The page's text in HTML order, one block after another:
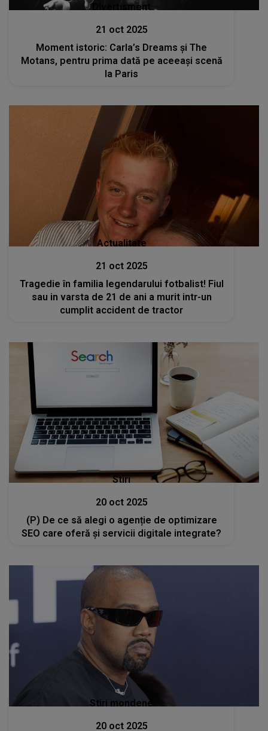
Divertisment
21 oct 2025
Moment istoric: Carla’s Dreams și The
Motans, pentru prima dată pe aceeași scenă
la Paris
Actualitate
21 oct 2025
Tragedie în familia legendarului fotbalist! Fiul
sau in varsta de 21 de ani a murit intr-un
cumplit accident de tractor
Stiri
20 oct 2025
(P) De ce să alegi o agenție de optimizare
SEO care oferă și servicii digitale integrate?
Stiri mondene
20 oct 2025